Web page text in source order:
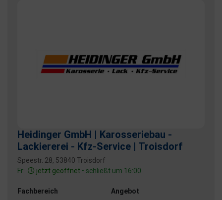
Heidinger GmbH | Karosseriebau -
Lackiererei - Kfz-Service | Troisdorf
Speestr. 28, 53840 Troisdorf
Fr:
jetzt geöffnet • schließt um 16:00
Fachbereich
Angebot